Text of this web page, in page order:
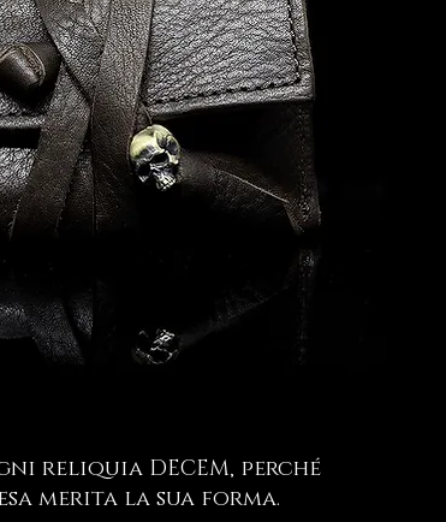
reliquia DECEM, perché
merita la sua forma.